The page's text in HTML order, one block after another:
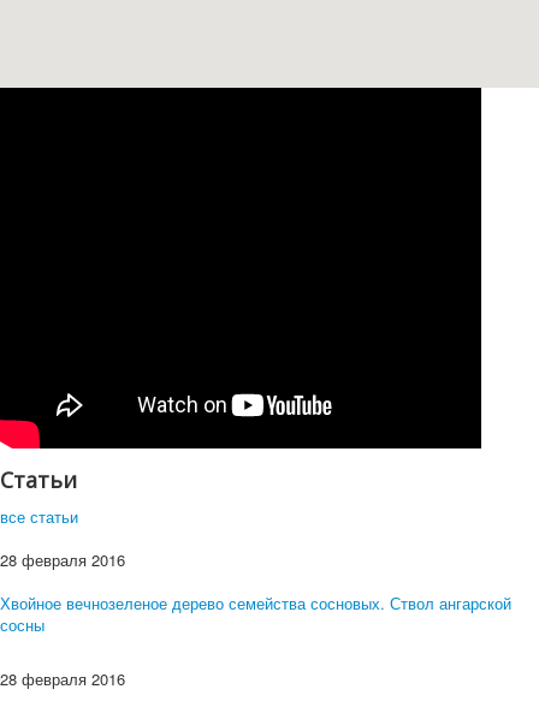
Статьи
все статьи
28 февраля 2016
Хвойное вечнозеленое дерево семейства сосновых. Ствол ангарской
сосны
28 февраля 2016